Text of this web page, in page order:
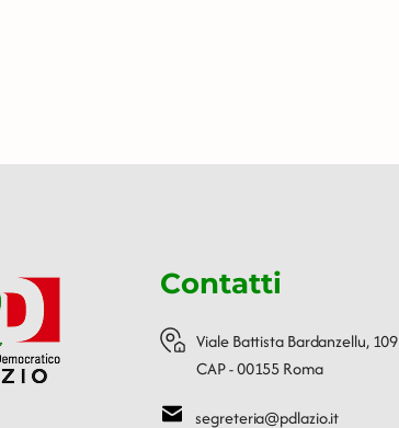
Contatti
Viale Battista Bardanzellu, 109
CAP - 00155 Roma
segreteria@pdlazio.it